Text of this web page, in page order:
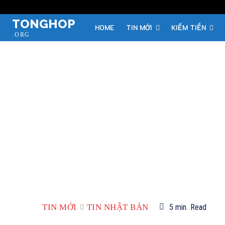
TONGHOP
.ORG
HOME TIN MỚI KIẾM TIỀN
TIN MỚI TIN NHẬT BẢN 5 min. Read